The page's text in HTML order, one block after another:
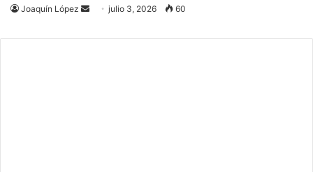
Joaquín López
Send
email
julio 3, 2026 60